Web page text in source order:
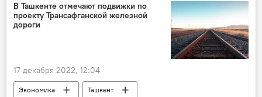
В Ташкенте отмечают подвижки по
проекту Трансафганской железной
дороги
17 декабря 2022, 12:04
Экономика
Ташкент